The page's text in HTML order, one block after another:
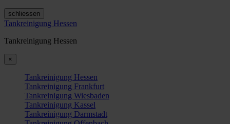
schliessen
Tankreinigung Hessen
Tankreinigung Hessen
×
Tankreinigung Hessen
Tankreinigung Frankfurt
Tankreinigung Wiesbaden
Tankreinigung Kassel
Tankreinigung Darmstadt